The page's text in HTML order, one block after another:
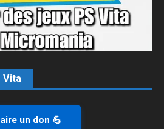
Vita
un don 💪